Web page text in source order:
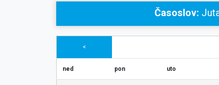
Časoslov:
<
ned pon uto